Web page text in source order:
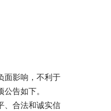
影响，不利于
告如下。
合法和诚实信